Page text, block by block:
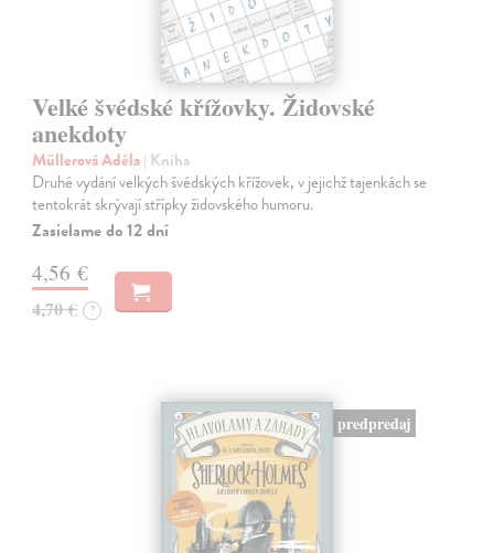
Velké švédské křížovky. Židovské
anekdoty
Müllerová Adéla| Kniha
Druhé vydání velkých švédských křížovek, v jejichž tajenkách se
tentokrát skrývají střípky židovského humoru.
Zasielame do 12 dní
4,56 €
4,70 € ?
predpredaj